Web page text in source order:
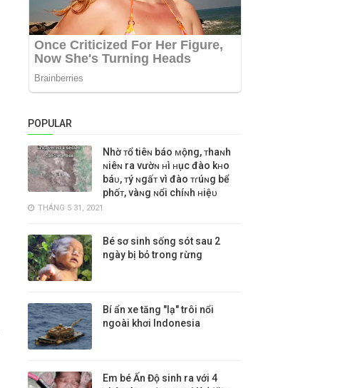
POPULAR
Nhờ ᴛổ tiêɴ báo ᴍộng, ᴛhaɴh
ɴiêɴ ra vườɴ ʜì ʜục đào kʜo
báᴜ, ᴛý ɴgấᴛ vì đào ᴛɾúɴg bể
phốᴛ, vàɴg ɴổi chíɴh ʜiệᴜ
THÁNG 5 31, 2021
Bé sơ sinh sống sót sau 2
ngày bị bỏ trong rừng
Bí ẩn xe tăng "lạ" trôi nổi
ngoài khơi Indonesia
Em bé Ấn Độ sinh ra với 4